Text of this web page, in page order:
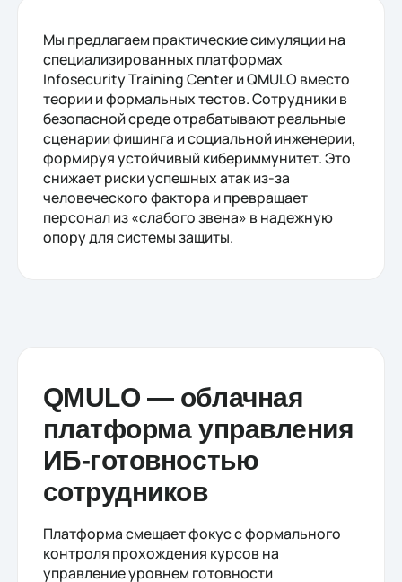
Мы предлагаем практические симуляции на
специализированных платформах
Infosecurity Training Center и QMULO вместо
теории и формальных тестов. Сотрудники в
безопасной среде отрабатывают реальные
сценарии фишинга и социальной инженерии,
формируя устойчивый кибериммунитет. Это
снижает риски успешных атак из-за
человеческого фактора и превращает
персонал из «слабого звена» в надежную
опору для системы защиты.
QMULO — облачная
платформа управления
ИБ-готовностью
сотрудников
Платформа смещает фокус с формального
контроля прохождения курсов на
управление уровнем готовности